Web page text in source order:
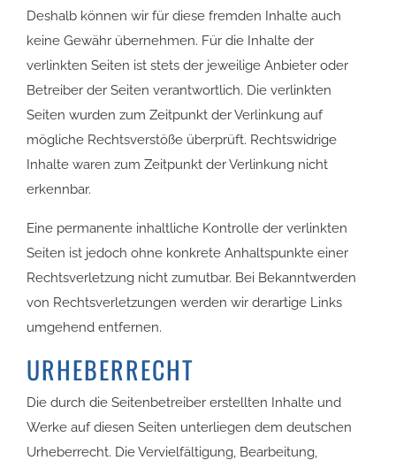
Deshalb können wir für diese fremden Inhalte auch
keine Gewähr übernehmen. Für die Inhalte der
verlinkten Seiten ist stets der jeweilige Anbieter oder
Betreiber der Seiten verantwortlich. Die verlinkten
Seiten wurden zum Zeitpunkt der Verlinkung auf
mögliche Rechtsverstöße überprüft. Rechtswidrige
Inhalte waren zum Zeitpunkt der Verlinkung nicht
erkennbar.
Eine permanente inhaltliche Kontrolle der verlinkten
Seiten ist jedoch ohne konkrete Anhaltspunkte einer
Rechtsverletzung nicht zumutbar. Bei Bekanntwerden
von Rechtsverletzungen werden wir derartige Links
umgehend entfernen.
URHEBERRECHT
Die durch die Seitenbetreiber erstellten Inhalte und
Werke auf diesen Seiten unterliegen dem deutschen
Urheberrecht. Die Vervielfältigung, Bearbeitung,